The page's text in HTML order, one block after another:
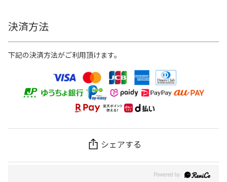
決済方法
下記の決済方法がご利用頂けます。
シェアする